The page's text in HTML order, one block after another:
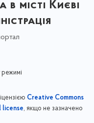
місті Києві
Creative Commons
, якщо не зазначено